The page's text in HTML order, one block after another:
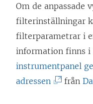
ä
n
k
e
n
ö
Om de anpassade
filterinställningar
filterparametrar i
information finns i
instrumentpanel
adressen
från